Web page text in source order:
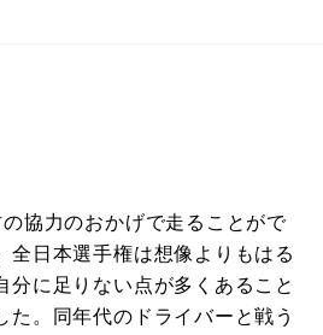
協力のおかげで走ることがで
全日本選手権は想像よりもはる
分に足りない点が多くあること
た。同年代のドライバーと戦う